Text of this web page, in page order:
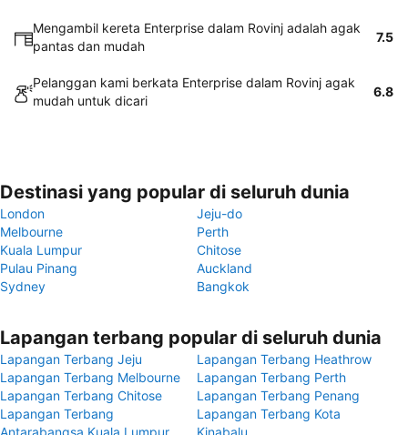
Mengambil kereta Enterprise dalam Rovinj adalah agak
pantas dan mudah
7.5
Pelanggan kami berkata Enterprise dalam Rovinj agak
mudah untuk dicari
6.8
Destinasi yang popular di seluruh dunia
London
Jeju-do
Melbourne
Perth
Kuala Lumpur
Chitose
Pulau Pinang
Auckland
Sydney
Bangkok
Lapangan terbang popular di seluruh dunia
Lapangan Terbang Jeju
Lapangan Terbang Heathrow
Lapangan Terbang Melbourne
Lapangan Terbang Perth
Lapangan Terbang Chitose
Lapangan Terbang Penang
Lapangan Terbang
Antarabangsa Kuala Lumpur
Lapangan Terbang Kota
Kinabalu